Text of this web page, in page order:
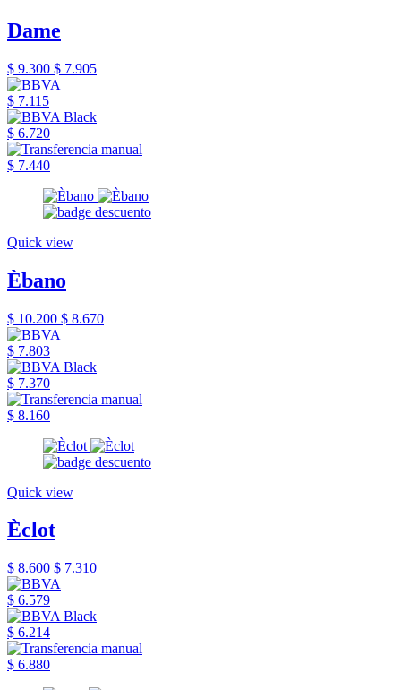
Dame
$ 9.300 $ 7.905
$ 7.115
$ 6.720
$ 7.440
Quick view
Èbano
$ 10.200 $ 8.670
$ 7.803
$ 7.370
$ 8.160
Quick view
Èclot
$ 8.600 $ 7.310
$ 6.579
$ 6.214
$ 6.880